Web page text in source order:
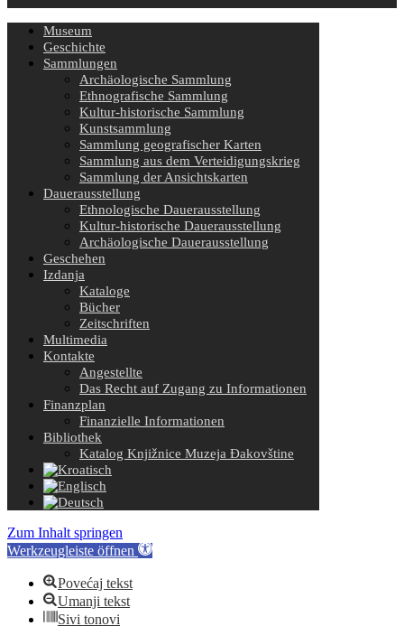
Museum
Geschichte
Sammlungen
Archäologische Sammlung
Ethnografische Sammlung
Kultur-historische Sammlung
Kunstsammlung
Sammlung geografischer Karten
Sammlung aus dem Verteidigungskrieg
Sammlung der Ansichtskarten
Dauerausstellung
Ethnologische Dauerausstellung
Kultur-historische Dauerausstellung
Archäologische Dauerausstellung
Geschehen
Izdanja
Kataloge
Bücher
Zeitschriften
Multimedia
Kontakte
Angestellte
Das Recht auf Zugang zu Informationen
Finanzplan
Finanzielle Informationen
Bibliothek
Katalog Knjižnice Muzeja Đakovštine
Zum Inhalt springen
Werkzeugleiste öffnen
Povećaj tekst
Umanji tekst
Sivi tonovi